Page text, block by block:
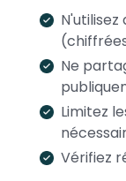
N'utilisez
Ne
Limitez
Vérifiez